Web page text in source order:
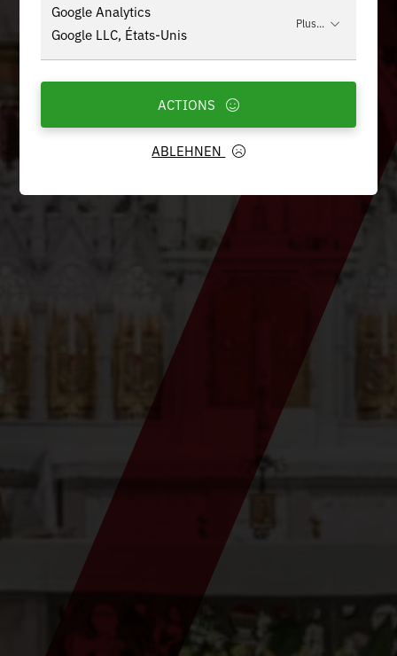
Google Analytics
Google LLC, États-Unis
Plus...
ABLEHNEN
ACTIONS